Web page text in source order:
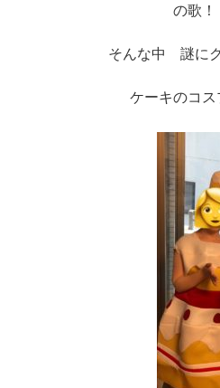
の歌！
そんな中 謎に
ケーキのコス